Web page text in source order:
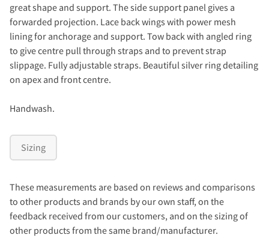
great shape and support. The side support panel gives a
forwarded projection. Lace back wings with power mesh
lining for anchorage and support. Tow back with angled ring
to give centre pull through straps and to prevent strap
slippage. Fully adjustable straps. Beautiful silver ring detailing
on apex and front centre.
Handwash.
Sizing
These measurements are based on reviews and comparisons
to other products and brands by our own staff, on the
feedback received from our customers, and on the sizing of
other products from the same brand/manufacturer.